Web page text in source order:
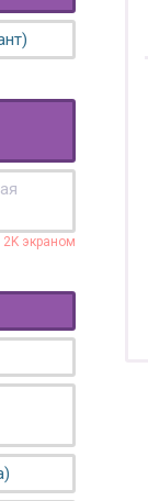
2K экраном